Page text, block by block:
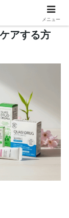
アする方
メニュー